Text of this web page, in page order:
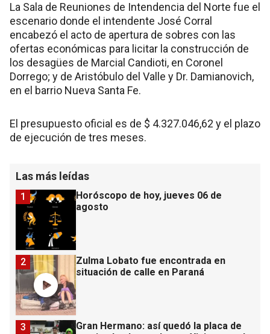
La Sala de Reuniones de Intendencia del Norte fue el
escenario donde el intendente José Corral
encabezó el acto de apertura de sobres con las
ofertas económicas para licitar la construcción de
los desagües de Marcial Candioti, en Coronel
Dorrego; y de Aristóbulo del Valle y Dr. Damianovich,
en el barrio Nueva Santa Fe.
El presupuesto oficial es de $ 4.327.046,62 y el plazo
de ejecución de tres meses.
Las más leídas
Horóscopo de hoy, jueves 06 de
agosto
1
Zulma Lobato fue encontrada en
situación de calle en Paraná
2
Gran Hermano: así quedó la placa de
3